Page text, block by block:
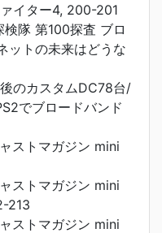
イター4, 200-201
隊 第100探査 ブロ
ットの未来はどうな
のカスタムDC78台/
でブロードバンド
ストマガジン mini
ストマガジン mini
213
ストマガジン mini